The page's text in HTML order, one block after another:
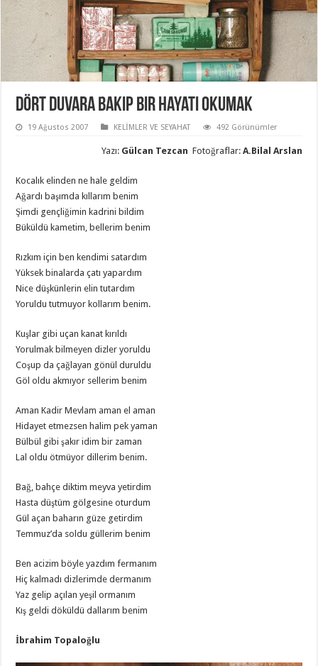
Dört duvara bakıp bir hayatı okumak
19 Ağustos 2007 KELİMLER VE SEYAHAT 492 Görünümler
Yazı: Gülcan Tezcan Fotoğraflar:A.Bilal Arslan
Kocalık elinden ne hale geldim
Ağardı başımda kıllarım benim
Şimdi gençliğimin kadrini bildim
Büküldü kametim, bellerim benim
Rızkım için ben kendimi satardım
Yüksek binalarda çatı yapardım
Nice düşkünlerin elin tutardım
Yoruldu tutmuyor kollarım benim.
Kuşlar gibi uçan kanat kırıldı
Yorulmak bilmeyen dizler yoruldu
Coşup da çağlayan gönül duruldu
Göl oldu akmıyor sellerim benim
Aman Kadir Mevlam aman el aman
Hidayet etmezsen halim pek yaman
Bülbül gibi şakır idim bir zaman
Lal oldu ötmüyor dillerim benim.
Bağ, bahçe diktim meyva yetirdim
Hasta düştüm gölgesine oturdum
Gül açan baharın güze getirdim
Temmuz’da soldu güllerim benim
Ben acizim böyle yazdım fermanım
Hiç kalmadı dizlerimde dermanım
Yaz gelip açılan yeşil ormanım
Kış geldi döküldü dallarım benim
İbrahim Topaloğlu